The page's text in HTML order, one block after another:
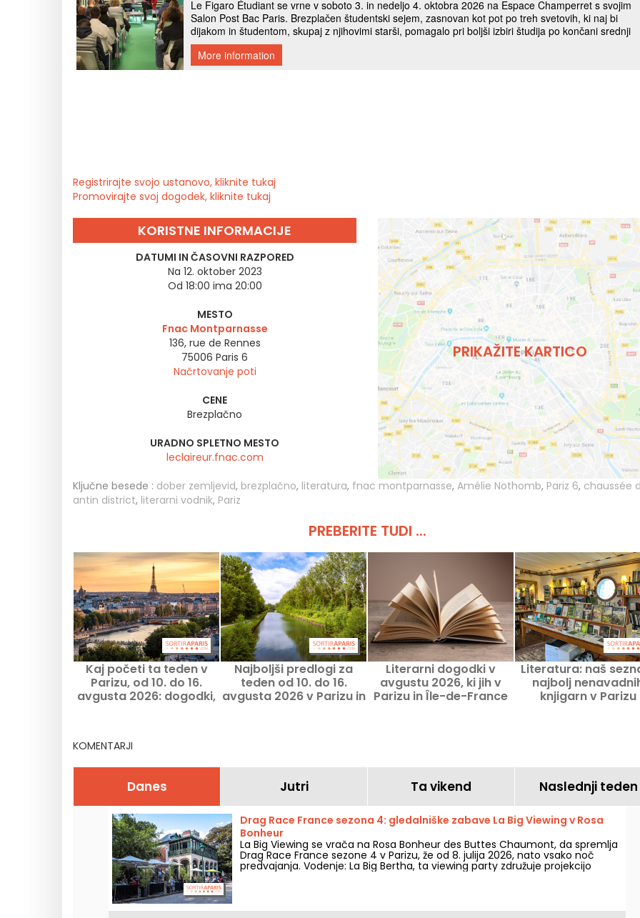
Registrirajte svojo ustanovo, kliknite tukaj
Promovirajte svoj dogodek, kliknite tukaj
KORISTNE INFORMACIJE
DATUMI IN ČASOVNI RAZPORED
Na 12. oktober 2023
Od 18:00 ima 20:00
MESTO
Fnac Montparnasse
136, rue de Rennes
75006 Paris 6
Načrtovanje poti
CENE
Brezplačno
URADNO SPLETNO MESTO
leclaireur.fnac.com
PRIKAŽITE KARTICO
Ključne besede : dober zemljevid, brezplačno, literatura, fnac montparnasse, Amélie Nothomb, Pariz 6, chaussée
antin district, literarni vodnik, Pariz
PREBERITE TUDI ...
Kaj početi ta teden v
Parizu, od 10. do 16.
avgusta 2026: dogodki,
Najboljši predlogi za
teden od 10. do 16.
avgusta 2026 v Parizu in
Literarni dogodki v
avgustu 2026, ki jih v
Parizu in Île-de-France
Literatura: naš
najbolj
knjigarn v Parizu
KOMENTARJI
Danes Jutri Ta vikend Naslednji teden
Drag Race France sezona 4: gledalniške zabave La Big Viewing v Rosa
Bonheur
La Big Viewing se vrača na Rosa Bonheur des Buttes Chaumont, da spremlja
Drag Race France sezone 4 v Parizu, že od 8. julija 2026, nato vsako noč
predvajanja. Vodenje: La Big Bertha, ta viewing party združuje projekcijo